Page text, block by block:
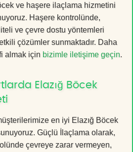
ve haşere ilaçlama hizmetini
Haşere kontrolünde,
ve çevre dostu yöntemleri
çözümler sunmaktadır. Daha
almak için bizimle iletişime geçin.
Elazığ Böcek
en iyi Elazığ Böcek
Güçlü İlaçlama olarak,
çevreye zarar vermeyen,